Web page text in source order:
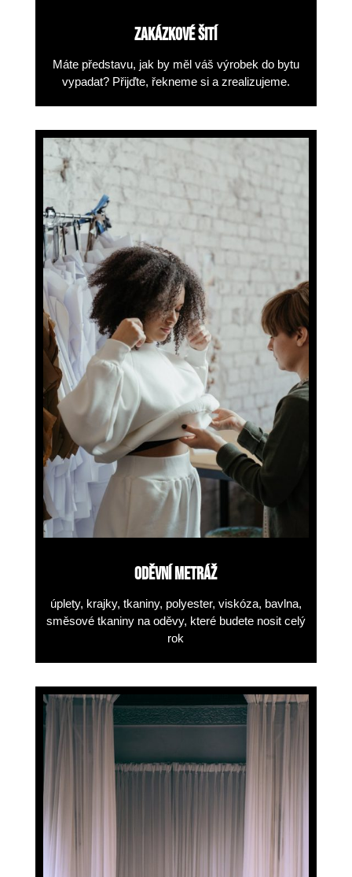
ZAKÁZKOVÉ ŠITÍ
Máte představu, jak by měl váš výrobek do bytu
vypadat? Přijďte, řekneme si a zrealizujeme.
ODĚVNÍ METRÁŽ
úplety, krajky, tkaniny, polyester, viskóza, bavlna,
směsové tkaniny na oděvy, které budete nosit celý
rok